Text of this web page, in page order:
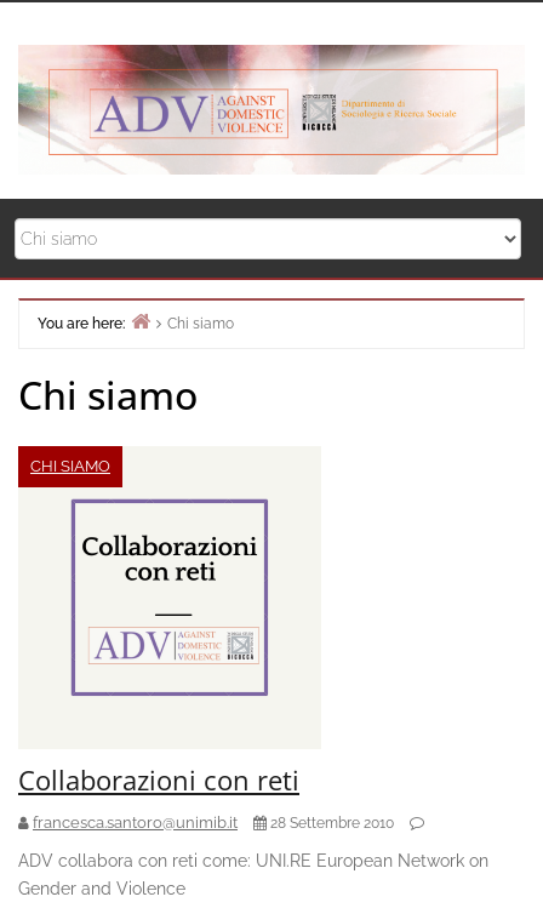
content
You are here:
Chi siamo
Chi siamo
CHI SIAMO
Collaborazioni con reti
francesca.santoro@unimib.it 28 Settembre 2010
ADV collabora con reti come: UNI.RE European Network on
Gender and Violence